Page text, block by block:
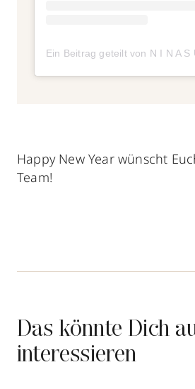
Happy New Year wünscht
Team!
Das könnte Dich
interessieren